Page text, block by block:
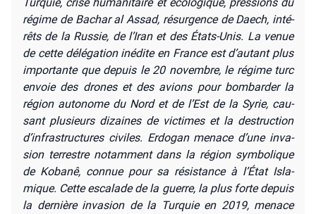
régime de Bachar al Assad, résur­gence de Daech, inté­
rêts de la Rus­sie, de l’Iran et des États-Unis. La venue
de cette délé­ga­tion inédite en France est d’autant plus
impor­tante que depuis le 20 novembre, le régime turc
envoie des drones et des avions pour bom­bar­der la
région auto­nome du Nord et de l’Est de la Syrie, cau­
sant plu­sieurs dizaines de vic­times et la des­truc­tion
d’infrastructures civiles. Erdo­gan menace d’une inva­
sion ter­restre notam­ment dans la région sym­bo­lique
de Koba­nê, connue pour sa résis­tance à l’État Isla­
mique. Cette esca­lade de la guerre, la plus forte depuis
la der­nière inva­sion de la Tur­quie en 2019, menace